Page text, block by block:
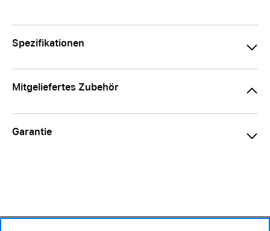
Spezifikationen
Mitgeliefertes Zubehör
Garantie